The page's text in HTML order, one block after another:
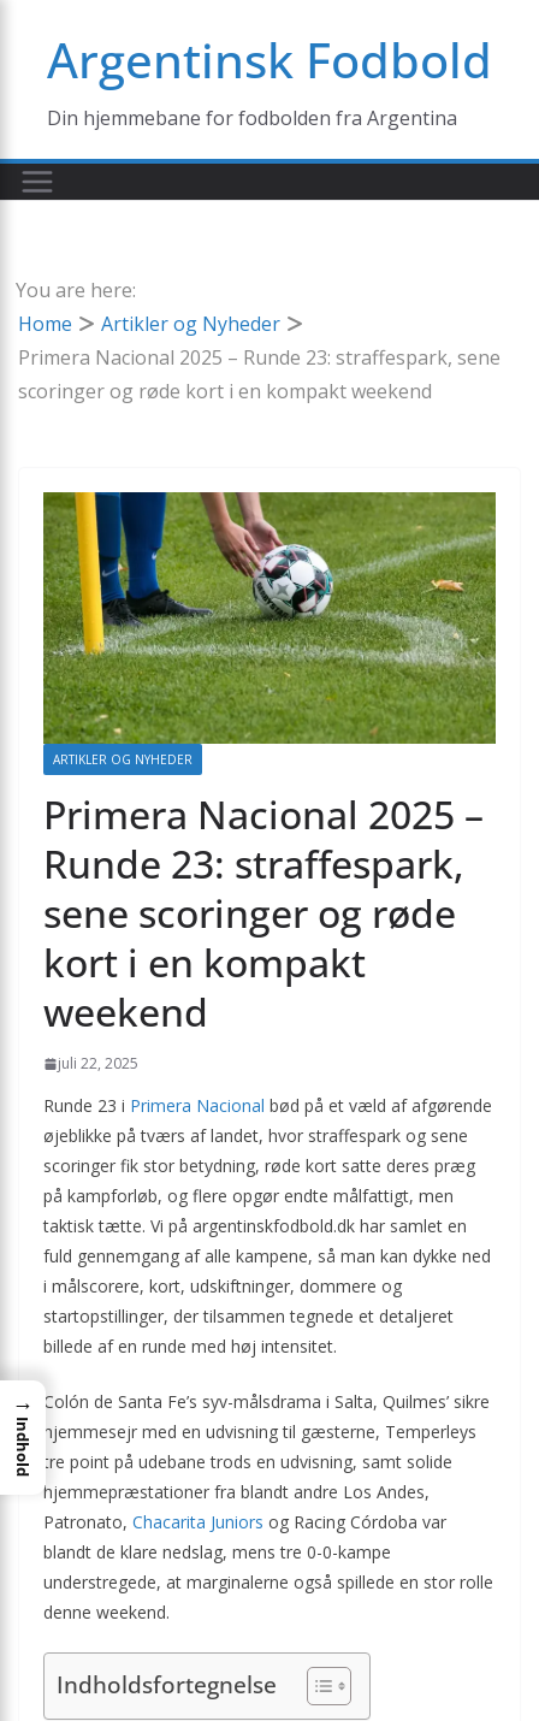
contentArgentinsk Fodbold
Din hjemmebane for fodbolden fra Argentina
You are here:
Home
Artikler og Nyheder
Primera Nacional 2025 – Runde 23: straffespark, sene
scoringer og røde kort i en kompakt weekend
ARTIKLER OG NYHEDER
Primera Nacional 2025 –
Runde 23: straffespark,
sene scoringer og røde
kort i en kompakt
weekend
juli 22, 2025
Runde 23 i Primera Nacional bød på et væld af afgørende
øjeblikke på tværs af landet, hvor straffespark og sene
scoringer fik stor betydning, røde kort satte deres præg
på kampforløb, og flere opgør endte målfattigt, men
taktisk tætte. Vi på argentinskfodbold.dk har samlet en
fuld gennemgang af alle kampene, så man kan dykke ned
i målscorere, kort, udskiftninger, dommere og
startopstillinger, der tilsammen tegnede et detaljeret
billede af en runde med høj intensitet.
Colón de Santa Fe’s syv-målsdrama i Salta, Quilmes’ sikre
hjemmesejr med en udvisning til gæsterne, Temperleys
tre point på udebane trods en udvisning, samt solide
hjemmepræstationer fra blandt andre Los Andes,
Patronato, Chacarita Juniors og Racing Córdoba var
blandt de klare nedslag, mens tre 0-0-kampe
understregede, at marginalerne også spillede en stor rolle
denne weekend.
Indholdsfortegnelse
→
Indhold